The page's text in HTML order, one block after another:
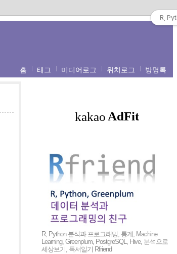
홈 태그 미디어로그 위치로그 방명록
R, Python 분석과 프로그래밍, 통계, Machine
Learning, Greenplum, PostgreSQL, Hive, 분석으로
세상보기, 독서일기
Rfriend
R,